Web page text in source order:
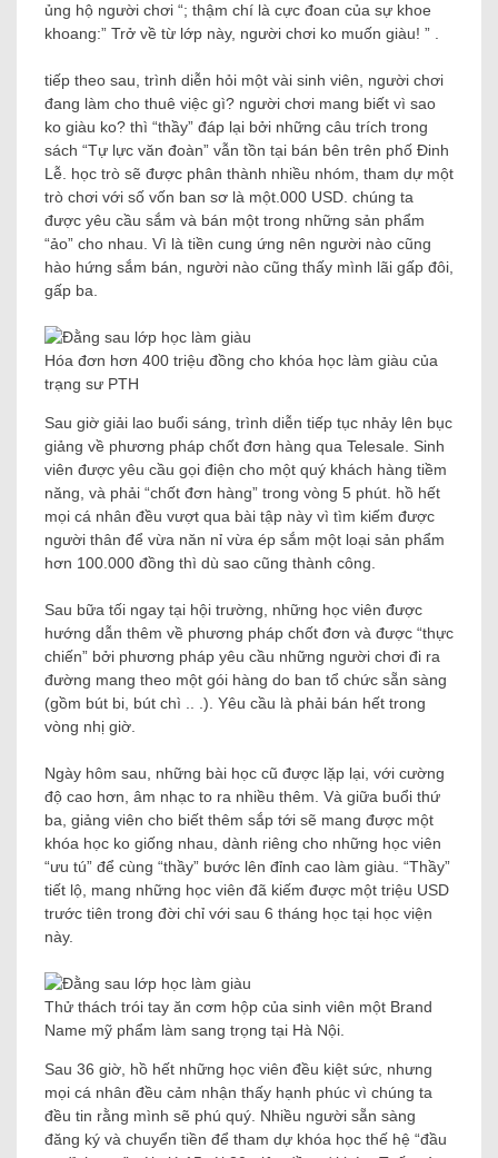
ủng hộ người chơi “; thậm chí là cực đoan của sự khoe
khoang:” Trở về từ lớp này, người chơi ko muốn giàu! ” .
tiếp theo sau, trình diễn hỏi một vài sinh viên, người chơi
đang làm cho thuê việc gì? người chơi mang biết vì sao
ko giàu ko? thì “thầy” đáp lại bởi những câu trích trong
sách “Tự lực văn đoàn” vẫn tồn tại bán bên trên phố Đinh
Lễ. học trò sẽ được phân thành nhiều nhóm, tham dự một
trò chơi với số vốn ban sơ là một.000 USD. chúng ta
được yêu cầu sắm và bán một trong những sản phẩm
“ảo” cho nhau. Vì là tiền cung ứng nên người nào cũng
hào hứng sắm bán, người nào cũng thấy mình lãi gấp đôi,
gấp ba.
Hóa đơn hơn 400 triệu đồng cho khóa học làm giàu của
trạng sư PTH
Sau giờ giải lao buổi sáng, trình diễn tiếp tục nhảy lên bục
giảng về phương pháp chốt đơn hàng qua Telesale. Sinh
viên được yêu cầu gọi điện cho một quý khách hàng tiềm
năng, và phải “chốt đơn hàng” trong vòng 5 phút. hồ hết
mọi cá nhân đều vượt qua bài tập này vì tìm kiếm được
người thân để vừa năn nỉ vừa ép sắm một loại sản phẩm
hơn 100.000 đồng thì dù sao cũng thành công.
Sau bữa tối ngay tại hội trường, những học viên được
hướng dẫn thêm về phương pháp chốt đơn và được “thực
chiến” bởi phương pháp yêu cầu những người chơi đi ra
đường mang theo một gói hàng do ban tổ chức sẵn sàng
(gồm bút bi, bút chì .. .). Yêu cầu là phải bán hết trong
vòng nhị giờ.
Ngày hôm sau, những bài học cũ được lặp lại, với cường
độ cao hơn, âm nhạc to ra nhiều thêm. Và giữa buổi thứ
ba, giảng viên cho biết thêm sắp tới sẽ mang được một
khóa học ko giống nhau, dành riêng cho những học viên
“ưu tú” để cùng “thầy” bước lên đỉnh cao làm giàu. “Thầy”
tiết lộ, mang những học viên đã kiếm được một triệu USD
trước tiên trong đời chỉ với sau 6 tháng học tại học viện
này.
Thử thách trói tay ăn cơm hộp của sinh viên một Brand
Name mỹ phẩm làm sang trọng tại Hà Nội.
Sau 36 giờ, hồ hết những học viên đều kiệt sức, nhưng
mọi cá nhân đều cảm nhận thấy hạnh phúc vì chúng ta
đều tin rằng mình sẽ phú quý. Nhiều người sẵn sàng
đăng ký và chuyển tiền để tham dự khóa học thế hệ “đầu